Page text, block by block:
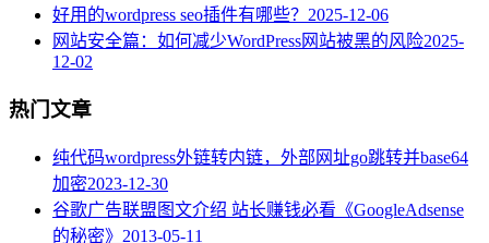
好用的wordpress seo插件有哪些？ 2025-12-06
网站安全篇：如何减少WordPress网站被黑的风险2025-
12-02
热门文章
纯代码wordpress外链转内链，外部网址go跳转并base64
加密2023-12-30
谷歌广告联盟图文介绍 站长赚钱必看《GoogleAdsense
的秘密》 2013-05-11